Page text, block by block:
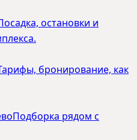
остановки и
бронирование, как
Подборка рядом с